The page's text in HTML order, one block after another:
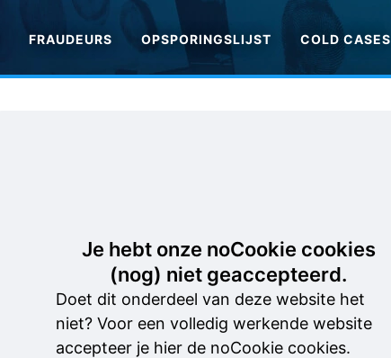
FRAUDEURS OPSPORINGSLIJST COLD CASES
Je hebt onze noCookie cookies
(nog) niet geaccepteerd.
Doet dit onderdeel van deze website het
niet? Voor een volledig werkende website
accepteer je hier de noCookie cookies.